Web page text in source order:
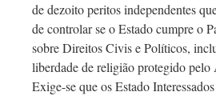
de dezoito peritos independentes
de controlar se o Estado cumpre o
sobre Direitos Civis e Políticos,
liberdade de religião protegido
Exige-seque os Estado